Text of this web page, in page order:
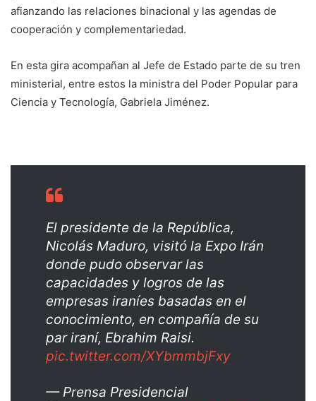
afianzando las relaciones binacional y las agendas de
cooperación y complementariedad.
En esta gira acompañan al Jefe de Estado parte de su tren
ministerial, entre estos la ministra del Poder Popular para
Ciencia y Tecnología, Gabriela Jiménez.
El presidente de la República,
Nicolás Maduro, visitó la Expo Irán
donde pudo observar las
capacidades y logros de las
empresas iraníes basadas en el
conocimiento, en compañía de su
par iraní, Ebrahim Raisi.
pic.twitter.com/XYbmmbjFxy
— Prensa Presidencial